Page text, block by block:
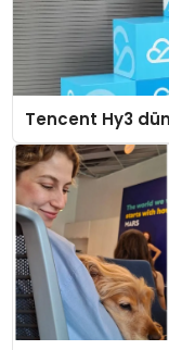
Tencent Hy3